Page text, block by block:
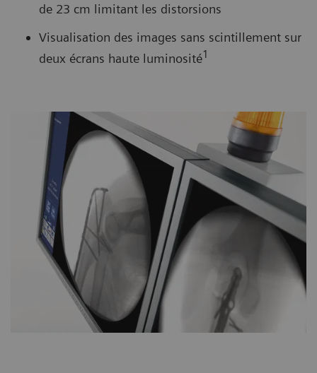
de 23 cm limitant les distorsions
Visualisation des images sans scintillement sur
deux écrans haute luminosité1